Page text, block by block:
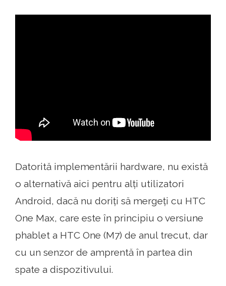
Datorită implementării hardware, nu există
o alternativă aici pentru alți utilizatori
Android, dacă nu doriți să mergeți cu HTC
One Max, care este în principiu o versiune
phablet a HTC One (M7) de anul trecut, dar
cu un senzor de amprentă în partea din
spate a dispozitivului.